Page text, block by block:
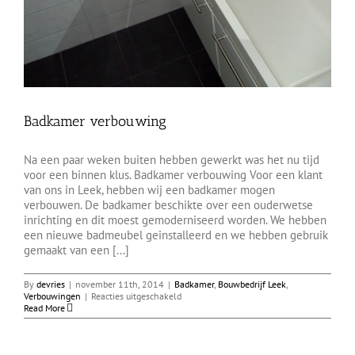
Badkamer verbouwing
Na een paar weken buiten hebben gewerkt was het nu tijd
voor een binnen klus. Badkamer verbouwing Voor een klant
van ons in Leek, hebben wij een badkamer mogen
verbouwen. De badkamer beschikte over een ouderwetse
inrichting en dit moest gemoderniseerd worden. We hebben
een nieuwe badmeubel geinstalleerd en we hebben gebruik
gemaakt van een [...]
By devries | november 11th, 2014 | Badkamer, Bouwbedrijf Leek,
Verbouwingen | Reacties uitgeschakeldvoor
verbouwing
Read More